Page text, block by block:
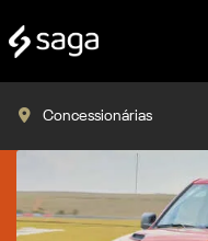
Concessionárias